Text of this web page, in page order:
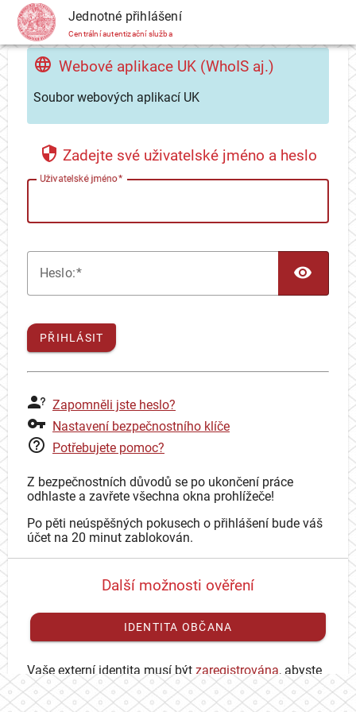
CAS Jednotné přihlášení
Centrální autentizační služba
Webové aplikace UK (WhoIS aj.)
Soubor webových aplikací UK
Zadejte své uživatelské jméno a heslo
Uživatelské jméno
Heslo:
PŘIHLÁSIT
Zapomněli jste heslo?
Nastavení bezpečnostního klíče
Potřebujete pomoc?
Z bezpečnostních důvodů se po ukončení práce
odhlaste a zavřete všechna okna prohlížeče!
Po pěti neúspěšných pokusech o přihlášení bude váš
účet na 20 minut zablokován.
Další možnosti ověření
IDENTITA OBČANA
Vaše externí identita musí být zaregistrována, abyste
se mohli přihlásit ke svému CAS účtu.